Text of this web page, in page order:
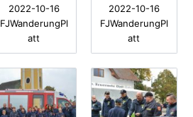
2022-10-16
FJWanderungPl
att
2022-10-16
FJWanderungPl
att